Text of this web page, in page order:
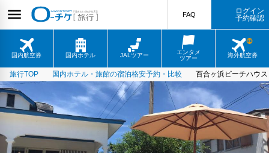
国内航空券 国内ホテル JALツアー
エンタメ
ツアー
海外航空券
FAQ
ログイン
予約確認
旅行TOP 国内ホテル・旅館の宿泊格安予約・比較 百合ヶ浜ビーチハウス